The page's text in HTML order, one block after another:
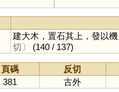
建大木，置石其上，發以
切〕
(140 / 137)
頁碼 反切
381 古外